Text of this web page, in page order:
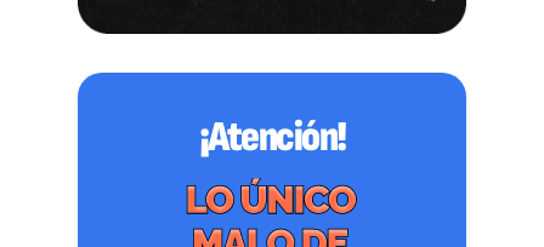
¡Atención!